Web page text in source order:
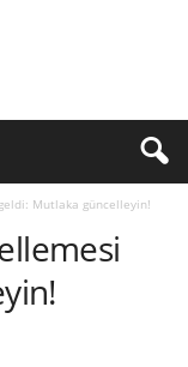
Mutlaka güncelleyin!